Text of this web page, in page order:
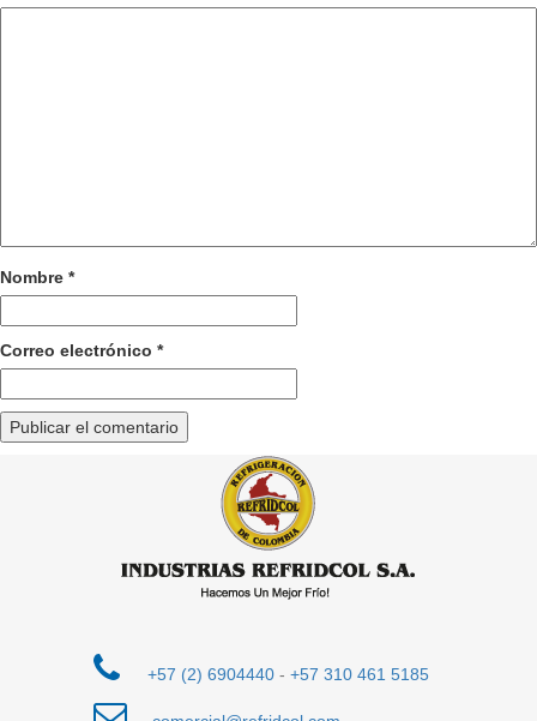
Nombre *
Correo electrónico *
+57 (2) 6904440- +57 310 461 5185